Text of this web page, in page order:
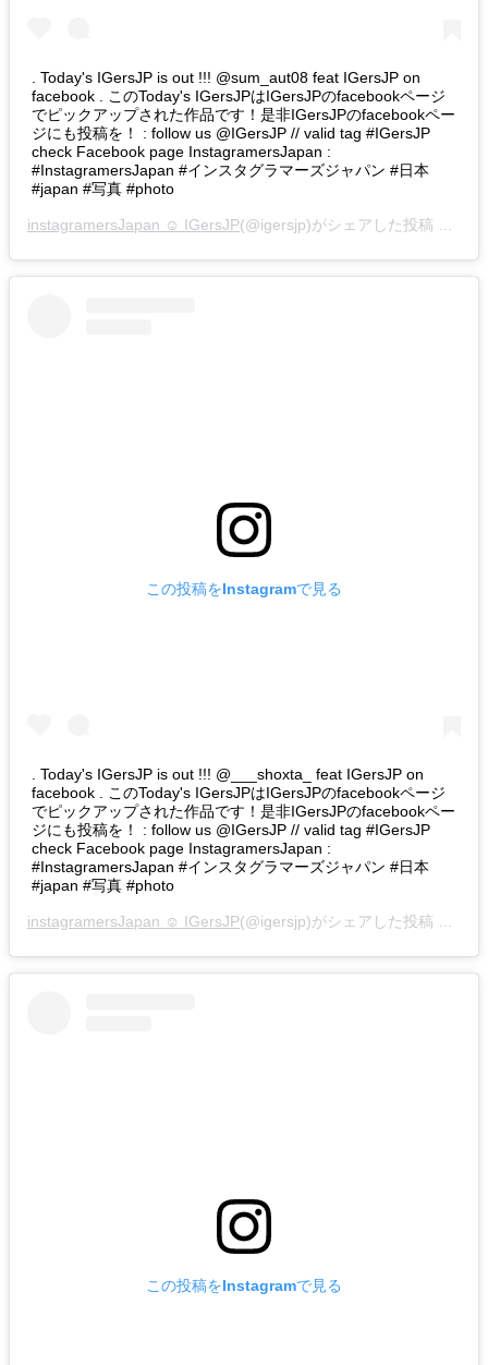
. Today's IGersJP is out !!! @sum_aut08 feat IGersJP on
facebook . このToday's IGersJPはIGersJPのfacebookページ
でピックアップされた作品です！是非IGersJPのfacebookペー
ジにも投稿を！ : follow us @IGersJP // valid tag #IGersJP
check Facebook page InstagramersJapan :
#InstagramersJapan #インスタグラマーズジャパン #日本
#japan #写真 #photo
instagramersJapan ☺︎ IGersJP(@igersjp)がシェアした投稿 –
この投稿をInstagramで見る
. Today's IGersJP is out !!! @___shoxta_ feat IGersJP on
facebook . このToday's IGersJPはIGersJPのfacebookページ
でピックアップされた作品です！是非IGersJPのfacebookペー
ジにも投稿を！ : follow us @IGersJP // valid tag #IGersJP
check Facebook page InstagramersJapan :
#InstagramersJapan #インスタグラマーズジャパン #日本
#japan #写真 #photo
instagramersJapan ☺︎ IGersJP(@igersjp)がシェアした投稿 –
この投稿をInstagramで見る